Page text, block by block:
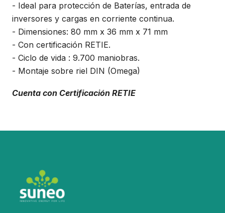
- Ideal para protección de Baterías, entrada de
inversores y cargas en corriente continua.
- Dimensiones: 80 mm x 36 mm x 71 mm
- Con certificación RETIE.
- Ciclo de vida : 9.700 maniobras.
- Montaje sobre riel DIN (Omega)
Cuenta con Certificación RETIE